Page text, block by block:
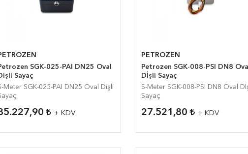
SGK-025-PAI DN25 Oval
Sayaç
Meter SGK-025-PAI DN25 Oval Dişli
+ KDV
PETROZEN
Petrozen SGK-008-PSI DN8 Oval
Dİşli Sayaç
S-Meter SGK-008-PSI DN8 Oval Dİşli
Sayaç
27.521,80 + KDV